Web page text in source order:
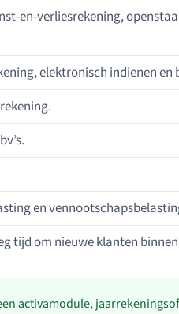
en-verliesrekening,
elektronisch indienen en
en
tijd om nieuwe klanten
activamodule,